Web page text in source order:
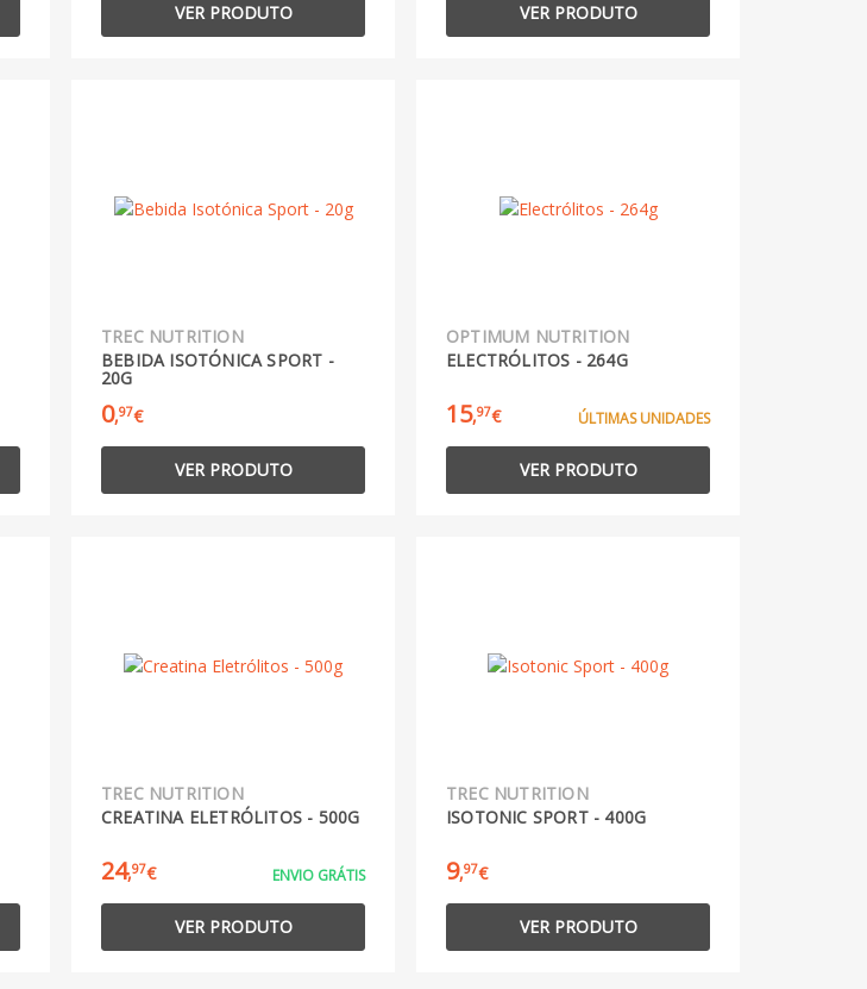
VER PRODUTO VER PRODUTO
TREC NUTRITION
BEBIDA ISOTÓNICA SPORT -
20G
0,97€
VER PRODUTO
OPTIMUM NUTRITION
ELECTRÓLITOS - 264G
15,97€ ÚLTIMAS UNIDADES
VER PRODUTO
TREC NUTRITION
CREATINA ELETRÓLITOS - 500G
24,97€ ENVIO GRÁTIS
VER PRODUTO
TREC NUTRITION
ISOTONIC SPORT - 400G
9,97€
VER PRODUTO